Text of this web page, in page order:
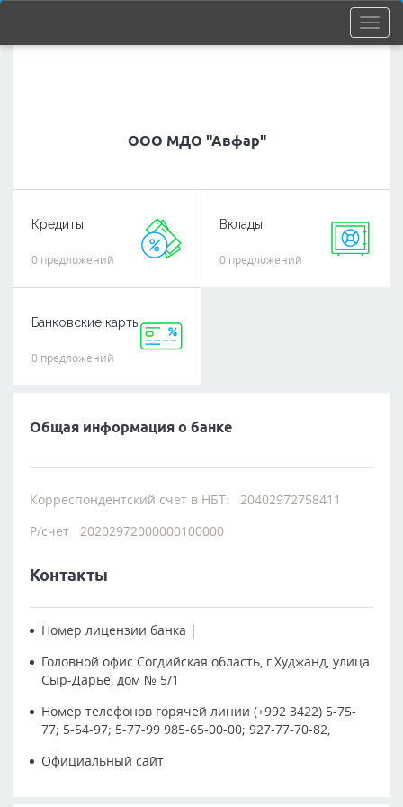
ООО МДО "Авфар"
Кредиты
0 предложений
Вклады
0 предложений
Банковские карты
0 предложений
Общая информация о банке
Корреспондентский счет в НБТ: 20402972758411
Р/счет 20202972000000100000
Контакты
Номер лицензии банка |
Головной офис Согдийская область, г.Худжанд, улица
Сыр-Дарьё, дом № 5/1
Номер телефонов горячей линии (+992 3422) 5-75-
77; 5-54-97; 5-77-99 985-65-00-00; 927-77-70-82,
Официальный сайт